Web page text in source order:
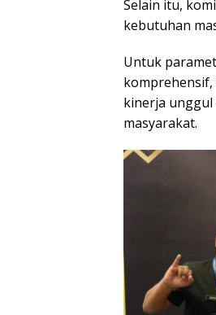
Selain itu,
kebutuhan
Untuk
kinerja unggul
masyarakat.